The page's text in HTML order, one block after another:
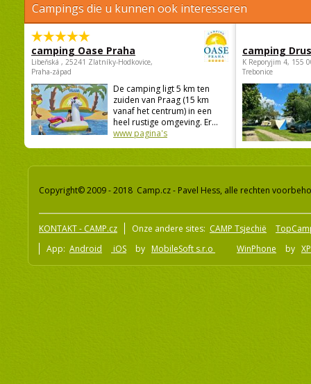
Campings die u kunnen ook interesseren
camping Oase Praha
Libeňská , 25241 Zlatníky-Hodkovice,
Praha-západ
De camping ligt 5 km ten
zuiden van Praag (15 km
vanaf het centrum) in een
heel rustige omgeving. Er...
www pagina's
camping
K Reporyjim 4, 155
Trebonice
Copyright© 2009 - 2018 Camp.cz - Pavel Hess, alle rechten
KONTAKT - CAMP.cz Onze andere sites: CAMP Tsjechië
App: Android iOS by MobileSoft s.r.o WinPhone by